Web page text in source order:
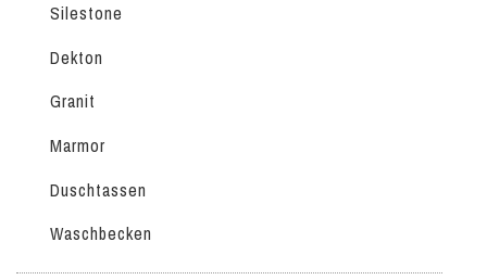
Silestone
Dekton
Granit
Marmor
Duschtassen
Waschbecken